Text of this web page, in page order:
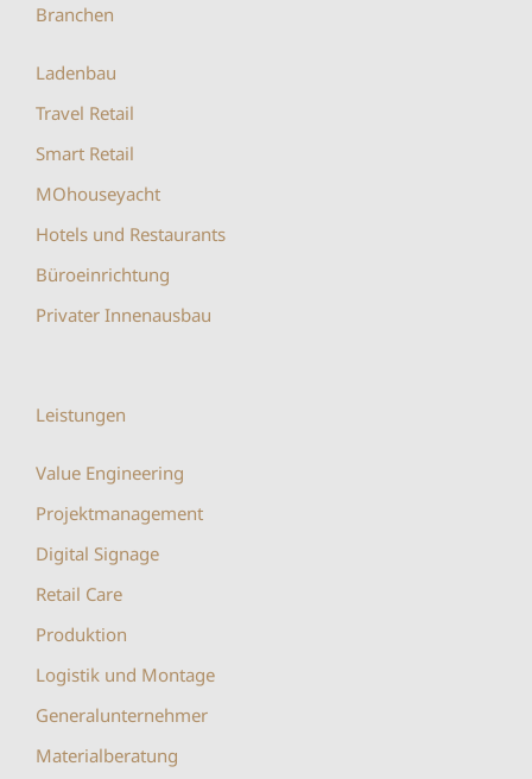
Branchen
Ladenbau
Travel Retail
Smart Retail
MOhouseyacht
Hotels und Restaurants
Büroeinrichtung
Privater Innenausbau
Leistungen
Value Engineering
Projektmanagement
Digital Signage
Retail Care
Produktion
Logistik und Montage
Generalunternehmer
Materialberatung